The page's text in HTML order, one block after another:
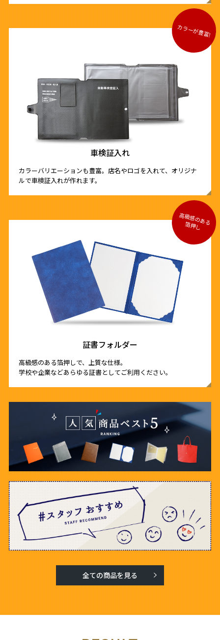
車検証入れ
カラーバリエーションも豊富。店名やロゴを入れて、オリジナ
ルで車検証入れが作れます。
証書フォルダー
高級感のある箔押しで、上質な仕様。
学校や企業などあらゆる証書としてご利用ください。
全ての商品を見る